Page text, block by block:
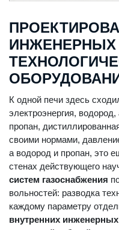
ИНЖЕНЕРНЫХ
К одной печи здесь
электроэнергия,
пропан,
своими нормами,
а водород и пропан, это
стенах действующего
систем газоснабжения
вольностей: разводка
каждому параметру
внутренних инженерных